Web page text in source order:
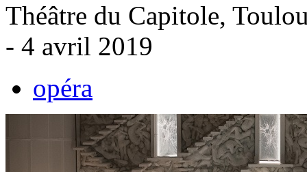
Théâtre du Capitole,
- 4 avril 2019
opéra